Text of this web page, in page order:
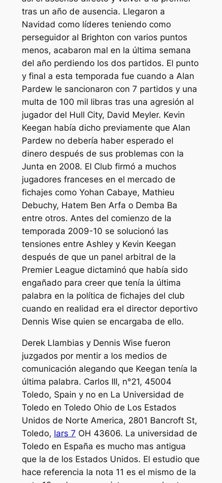
tras un año de ausencia. Llegaron a
Navidad como líderes teniendo como
perseguidor al Brighton con varios puntos
menos, acabaron mal en la última semana
del año perdiendo los dos partidos. El punto
y final a esta temporada fue cuando a Alan
Pardew le sancionaron con 7 partidos y una
multa de 100 mil libras tras una agresión al
jugador del Hull City, David Meyler. Kevin
Keegan había dicho previamente que Alan
Pardew no debería haber esperado el
dinero después de sus problemas con la
Junta en 2008. El Club firmó a muchos
jugadores franceses en el mercado de
fichajes como Yohan Cabaye, Mathieu
Debuchy, Hatem Ben Arfa o Demba Ba
entre otros. Antes del comienzo de la
temporada 2009-10 se solucionó las
tensiones entre Ashley y Kevin Keegan
después de que un panel arbitral de la
Premier League dictaminó que había sido
engañado para creer que tenía la última
palabra en la política de fichajes del club
cuando en realidad era el director deportivo
Dennis Wise quien se encargaba de ello.
Derek Llambias y Dennis Wise fueron
juzgados por mentir a los medios de
comunicación alegando que Keegan tenía la
última palabra. Carlos III, n°21, 45004
Toledo, Spain y no en La Universidad de
Toledo en Toledo Ohio de Los Estados
Unidos de Norte America, 2801 Bancroft St,
Toledo, lars 7 OH 43606. La universidad de
Toledo en España es mucho mas antigua
que la de los Estados Unidos. El estudio que
hace referencia la nota 11 es el mismo de la